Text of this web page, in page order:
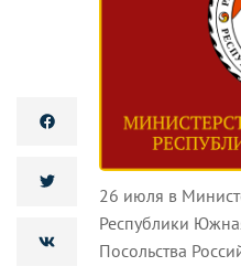
26 июля в
Республики
Посольства